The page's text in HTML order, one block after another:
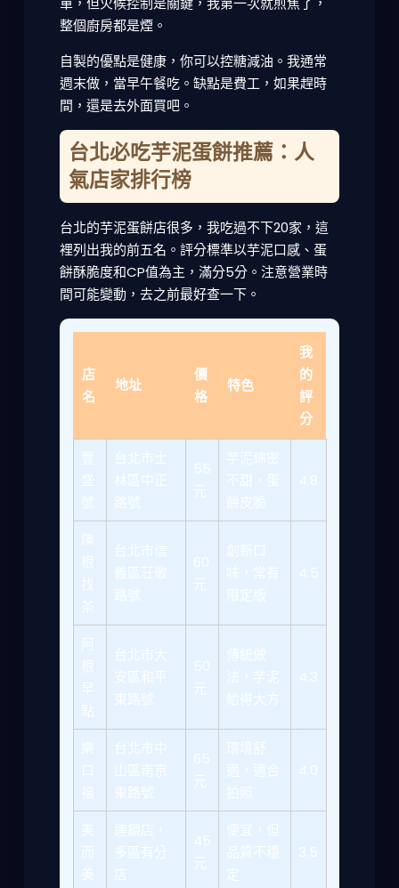
整個廚房都是煙。
自製的優點是健康，你可以控糖減油。我通常
週末做，當早午餐吃。缺點是費工，如果趕時
間，還是去外面買吧。
台北必吃芋泥蛋餅推薦：人
氣店家排行榜
台北的芋泥蛋餅店很多，我吃過不下20家，這
裡列出我的前五名。評分標準以芋泥口感、蛋
餅酥脆度和CP值為主，滿分5分。注意營業時
間可能變動，去之前最好查一下。
店
名
地址
價
格
特色
我
的
評
分
豐
盛
號
台北市士
林區中正
路號
55
元
芋泥綿密
不甜，蛋
餅皮脆
4.8
陳
根
找
茶
台北市信
義區莊敬
路號
60
元
創新口
味，常有
限定版
4.5
阿
根
早
點
台北市大
安區和平
東路號
50
元
傳統做
法，芋泥
給得大方
4.3
樂
口
福
台北市中
山區南京
東路號
65
元
環境舒
適，適合
拍照
4.0
美
而
美
連鎖店，
多區有分
店
45
元
便宜，但
品質不穩
定
3.5